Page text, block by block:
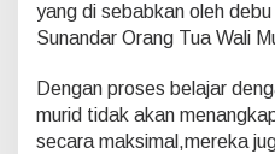
yang di sebabkan oleh
Sunandar Orang Tua Wali
Dengan proses belajar
murid tidak akan
secara maksimal,mereka